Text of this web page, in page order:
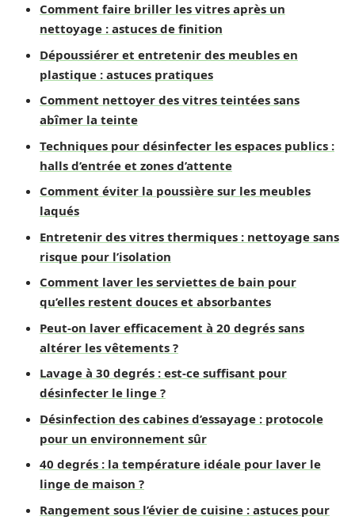
Comment faire briller les vitres après un
nettoyage : astuces de finition
Dépoussiérer et entretenir des meubles en
plastique : astuces pratiques
Comment nettoyer des vitres teintées sans
abîmer la teinte
Techniques pour désinfecter les espaces publics :
halls d’entrée et zones d’attente
Comment éviter la poussière sur les meubles
laqués
Entretenir des vitres thermiques : nettoyage sans
risque pour l’isolation
Comment laver les serviettes de bain pour
qu’elles restent douces et absorbantes
Peut-on laver efficacement à 20 degrés sans
altérer les vêtements ?
Lavage à 30 degrés : est-ce suffisant pour
désinfecter le linge ?
Désinfection des cabines d’essayage : protocole
pour un environnement sûr
40 degrés : la température idéale pour laver le
linge de maison ?
Rangement sous l’évier de cuisine : astuces pour